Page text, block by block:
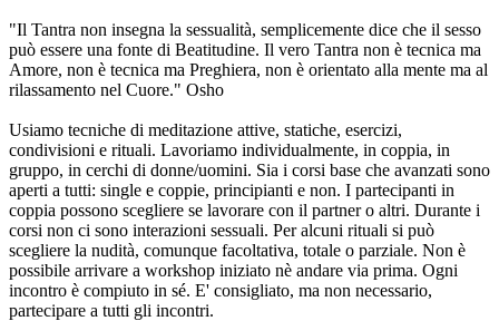
"Il Tantra non insegna la sessualità, semplicemente dice che il sesso
può essere una fonte di Beatitudine. Il vero Tantra non è tecnica ma
Amore, non è tecnica ma Preghiera, non è orientato alla mente ma al
rilassamento nel Cuore." Osho
Usiamo tecniche di meditazione attive, statiche, esercizi,
condivisioni e rituali. Lavoriamo individualmente, in coppia, in
gruppo, in cerchi di donne/uomini. Sia i corsi base che avanzati sono
aperti a tutti: single e coppie, principianti e non. I partecipanti in
coppia possono scegliere se lavorare con il partner o altri. Durante i
corsi non ci sono interazioni sessuali. Per alcuni rituali si può
scegliere la nudità, comunque facoltativa, totale o parziale. Non è
possibile arrivare a workshop iniziato nè andare via prima. Ogni
incontro è compiuto in sé. E' consigliato, ma non necessario,
partecipare a tutti gli incontri.